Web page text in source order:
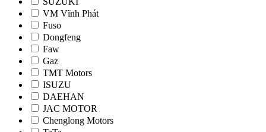
VM Vĩnh Phát
Fuso
Dongfeng
Faw
Gaz
TMT Motors
ISUZU
DAEHAN
JAC MOTOR
Chenglong Motors